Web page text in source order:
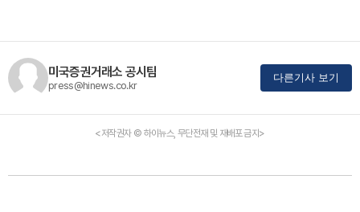
미국증권거래소 공시팀
press@hinews.co.kr
다른기사 보기
<저작권자 © 하이뉴스, 무단전재 및 재배포 금지>